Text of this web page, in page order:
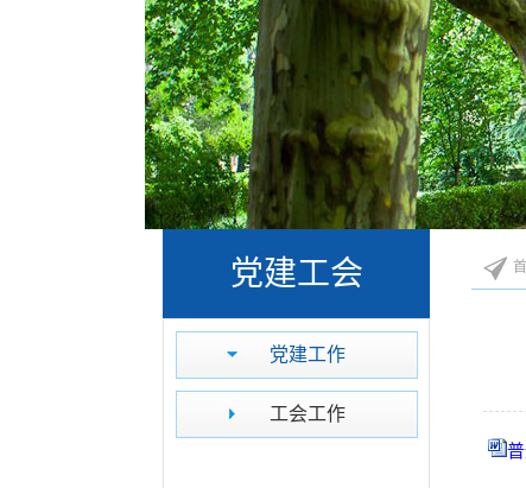
党建工会
党建工作
工会工作